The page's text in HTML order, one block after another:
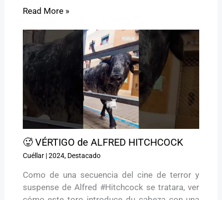
Read More »
🥵 VÉRTIGO de ALFRED HITCHCOCK
Cuéllar|2024, Destacado
Como de una secuencia del cine de terror y
suspense de Alfred #Hitchcock se tratara, ver